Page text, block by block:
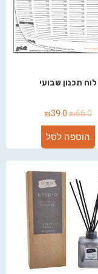
לוח תכנון שבועי
₪66.0
₪39.0
הוספה לסל